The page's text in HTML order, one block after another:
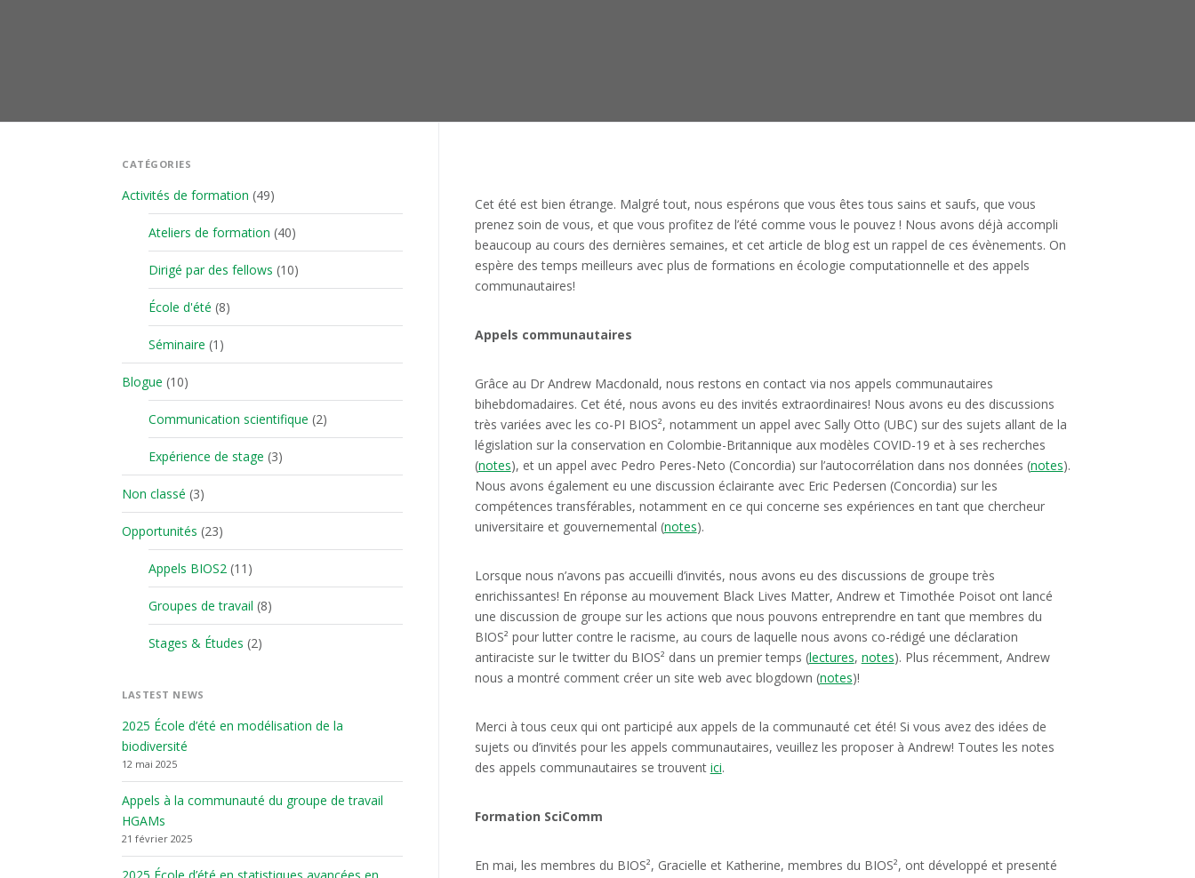
Cet été est bien étrange. Malgré tout, nous espérons que vous êtes tous sains et saufs, que vous
prenez soin de vous, et que vous profitez de l’été comme vous le pouvez ! Nous avons déjà accompli
beaucoup au cours des dernières semaines, et cet article de blog est un rappel de ces évènements. On
espère des temps meilleurs avec plus de formations en écologie computationnelle et des appels
communautaires!
Appels communautaires
Grâce au Dr Andrew Macdonald, nous restons en contact via nos appels communautaires
bihebdomadaires. Cet été, nous avons eu des invités extraordinaires! Nous avons eu des discussions
très variées avec les co-PI BIOS², notamment un appel avec Sally Otto (UBC) sur des sujets allant de la
législation sur la conservation en Colombie-Britannique aux modèles COVID-19 et à ses recherches
(notes), et un appel avec Pedro Peres-Neto (Concordia) sur l’autocorrélation dans nos données (notes).
Nous avons également eu une discussion éclairante avec Eric Pedersen (Concordia) sur les
compétences transférables, notamment en ce qui concerne ses expériences en tant que chercheur
universitaire et gouvernemental (notes).
Lorsque nous n’avons pas accueilli d’invités, nous avons eu des discussions de groupe très
enrichissantes! En réponse au mouvement Black Lives Matter, Andrew et Timothée Poisot ont lancé
une discussion de groupe sur les actions que nous pouvons entreprendre en tant que membres du
BIOS² pour lutter contre le racisme, au cours de laquelle nous avons co-rédigé une déclaration
antiraciste sur le twitter du BIOS² dans un premier temps (lectures, notes). Plus récemment, Andrew
nous a montré comment créer un site web avec blogdown (notes)!
Merci à tous ceux qui ont participé aux appels de la communauté cet été! Si vous avez des idées de
sujets ou d’invités pour les appels communautaires, veuillez les proposer à Andrew! Toutes les notes
des appels communautaires se trouvent ici.
Formation SciComm
En mai, les membres du BIOS², Gracielle et Katherine, membres du BIOS², ont développé et presenté
CATÉGORIES
Activités de formation (49)
Ateliers de formation (40)
Dirigé par des fellows (10)
École d'été (8)
Séminaire (1)
Blogue (10)
Communication scientifique (2)
Expérience de stage (3)
Non classé (3)
Opportunités (23)
Appels BIOS2 (11)
Groupes de travail (8)
Stages & Études (2)
LASTEST NEWS
2025 École d’été en modélisation de la
biodiversité
12 mai 2025
Appels à la communauté du groupe de travail
HGAMs
21 février 2025